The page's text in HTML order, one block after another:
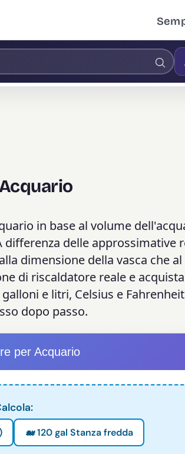
in base al volume
delle approssimative
dimensione della vasca che
di riscaldatore reale e
e litri, Celsius e
dopo passo.
per Acquario
🐋 120 gal Stanza fredda